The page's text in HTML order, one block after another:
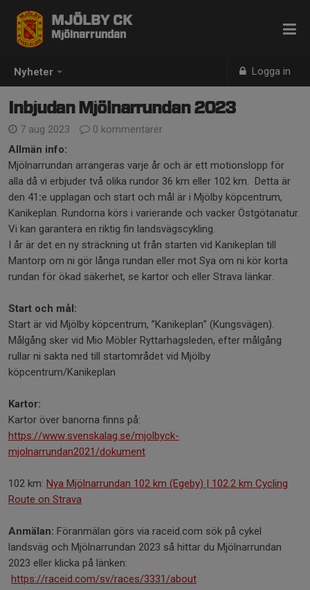
Nyheter Logga in
MJÖLBY CK
Mjölnarrundan
Inbjudan Mjölnarrundan 2023
7 aug 2023
0 kommentarer
Allmän info:
Mjölnarrundan arrangeras varje år och är ett motionslopp för
alla då vi erbjuder två olika rundor 36 km eller 102 km. Detta är
den 41 :e upplagan och start och mål är i Mjölby köpcentrum,
Kanikeplan. Rundorna körs i varierande och vacker Östgötanatur.
Vi kan garantera en riktig fin landsvägscykling.
I år är det en ny sträckning ut från starten vid Kanikeplan till
Mantorp om ni gör långa rundan eller mot Sya om ni kör korta
rundan för ökad säkerhet, se kartor och eller Strava länkar.
Start och mål:
Start är vid Mjölby köpcentrum, ”Kanikeplan” (Kungsvägen).
Målgång sker vid Mio Möbler Ryttarhagsleden, efter målgång
rullar ni sakta ned till startområdet vid Mjölby
köpcentrum/Kanikeplan
Kartor:
Kartor över banorna finns på:
https://www.svenskalag.se/mjolbyck-
mjolnarrundan2021/dokument
102 km: Nya Mjölnarrundan 102 km (Egeby) | 102.2 km Cycling
Route on Strava
Anmälan: Föranmälan görs via raceid.com sök på cykel
landsväg och Mjölnarrundan 2023 så hittar du Mjölnarrundan
2023 eller klicka på länken:
https://raceid.com/sv/races/3331/about